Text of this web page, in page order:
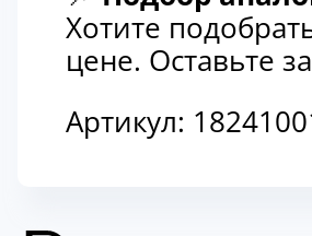
Хотите
цене. Оставьте
Артикул: